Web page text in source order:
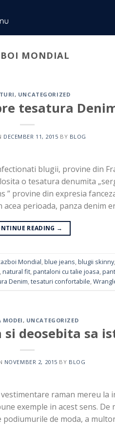
MONDIAL
, UNCATEGORIZED
tesatura
DECEMBER 11, 2015 BY BLOG
blugii, provine din
o tesatura denumita
” provine din expresia
perioada, panza denim
READING →
Mondial,blue jeans,blugii skinny,
,natural fit,pantaloni cu talie joasa,
Denim,tesaturi confortabile,
MODEI , UNCATEGORIZED
si deosebita sa
NOVEMBER 2, 2015 BY BLOG
raman mereu la
exemple in acest sens. De
de moda, a